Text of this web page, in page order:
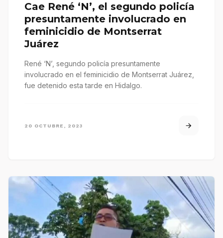
Cae René ‘N’, el segundo policía
presuntamente involucrado en
feminicidio de Montserrat
Juárez
René ‘N’, segundo policía presuntamente
involucrado en el feminicidio de Montserrat Juárez,
fue detenido esta tarde en Hidalgo.
20 OCTUBRE, 2023